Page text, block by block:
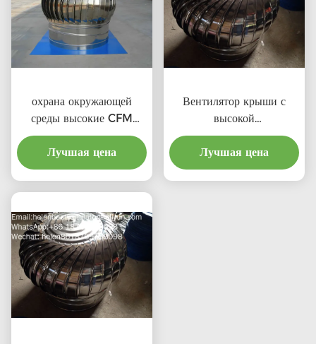
охрана окружающей
среды высокие CFM
выхлопные крышевые
вентиляторы с
профессиональным
Лучшая цена
Вентилятор крыши с
высокой
производительностью и
соотношением затрат для
профессионального
Лучшая цена